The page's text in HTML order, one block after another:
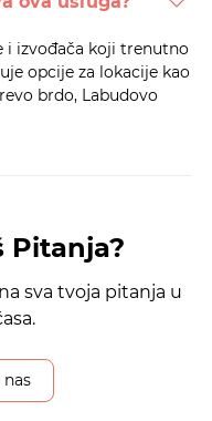
i izvođača koji trenutno
opcije za lokacije kao
brdo, Labudovo
Pitanja?
sva tvoja pitanja u